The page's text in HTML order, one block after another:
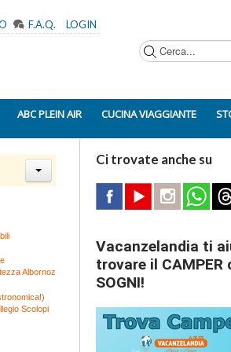
F.A.Q. LOGIN
ABC PLEIN AIR CUCINA VIAGGIANTE
Albornoz
Scolopi
Ci trovate anche su
Vacanzelandia ti
trovare il CAMPER
SOGNI!